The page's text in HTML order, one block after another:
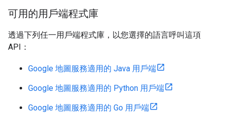
可用的用戶端程式庫
透過下列任一用戶端程式庫，以您選擇的語言呼叫這項
API：
Google 地圖服務適用的 Java 用戶端
Google 地圖服務適用的 Python 用戶端
Google 地圖服務適用的 Go 用戶端